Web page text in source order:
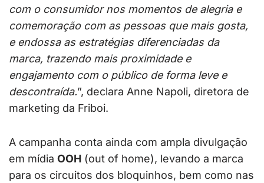
com o consumidor nos momentos de alegria e
comemoração com as pessoas que mais gosta,
e endossa as estratégias diferenciadas da
marca, trazendo mais proximidade e
engajamento com o público de forma leve e
descontraída.”, declara Anne Napoli, diretora de
marketing da Friboi.
A campanha conta ainda com ampla divulgação
em mídia OOH (out of home), levando a marca
para os circuitos dos bloquinhos, bem como nas